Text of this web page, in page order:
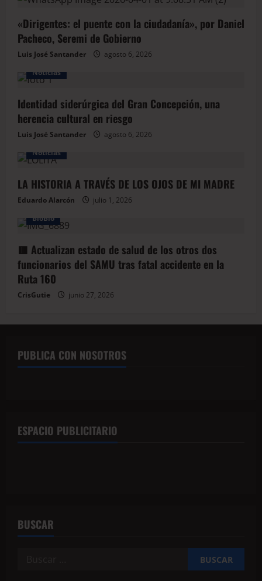
«Dirigentes: el puente con la ciudadanía», por Daniel
Pacheco, Seremi de Gobierno
Luis José Santander
agosto 6, 2026
Noticias
Identidad siderúrgica del Gran Concepción, una
herencia cultural en riesgo
Luis José Santander
agosto 6, 2026
Noticias
LA HISTORIA A TRAVÉS DE LOS OJOS DE MI MADRE
Eduardo Alarcón
julio 1, 2026
BioBio
🟥 Actualizan estado de salud de los otros dos
funcionarios del SAMU tras fatal accidente en la
Ruta 160
CrisGutie junio 27, 2026
PUBLICA CON NOSOTROS
ESPACIO PUBLICITARIO
BUSCAR